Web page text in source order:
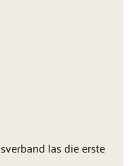
las die erste